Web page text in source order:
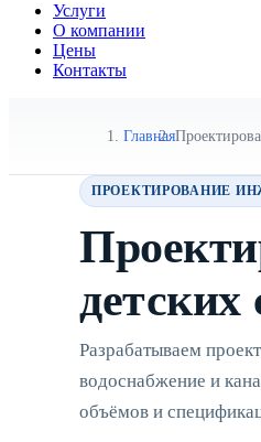
Услуги
О компании
Цены
Контакты
Главная
ПРОЕКТИРОВАНИЕ
детских
Разрабатываем
водоснабжение и
объёмов и